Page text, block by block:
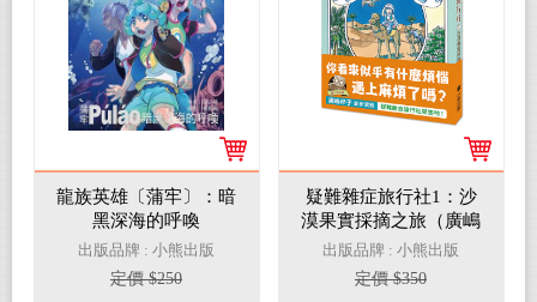
龍族英雄〔蒲牢〕：暗
黑深海的呼喚
出版品牌 : 小熊出版
定價 $250
疑難雜症旅行社1：沙
漠果實採摘之旅（廣嶋
玲子嶄新業務）
出版品牌 : 小熊出版
定價 $350